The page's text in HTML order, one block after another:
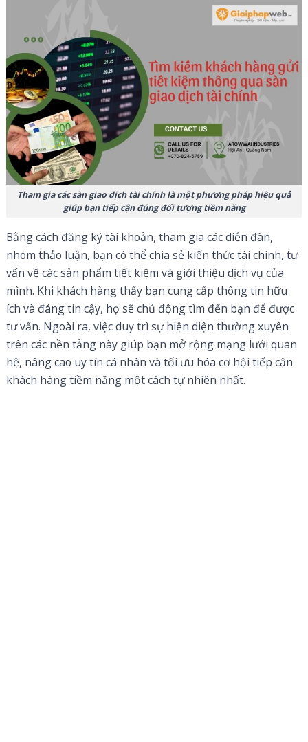
Tham gia các sàn giao dịch tài chính là một phương pháp hiệu quả
giúp bạn tiếp cận đúng đối tượng tiềm năng
Bằng cách đăng ký tài khoản, tham gia các diễn đàn,
nhóm thảo luận, bạn có thể chia sẻ kiến thức tài chính, tư
vấn về các sản phẩm tiết kiệm và giới thiệu dịch vụ của
mình. Khi khách hàng thấy bạn cung cấp thông tin hữu
ích và đáng tin cậy, họ sẽ chủ động tìm đến bạn để được
tư vấn. Ngoài ra, việc duy trì sự hiện diện thường xuyên
trên các nền tảng này giúp bạn mở rộng mạng lưới quan
hệ, nâng cao uy tín cá nhân và tối ưu hóa cơ hội tiếp cận
khách hàng tiềm năng một cách tự nhiên nhất.